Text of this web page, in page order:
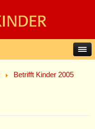
Betrifft Kinder 2005